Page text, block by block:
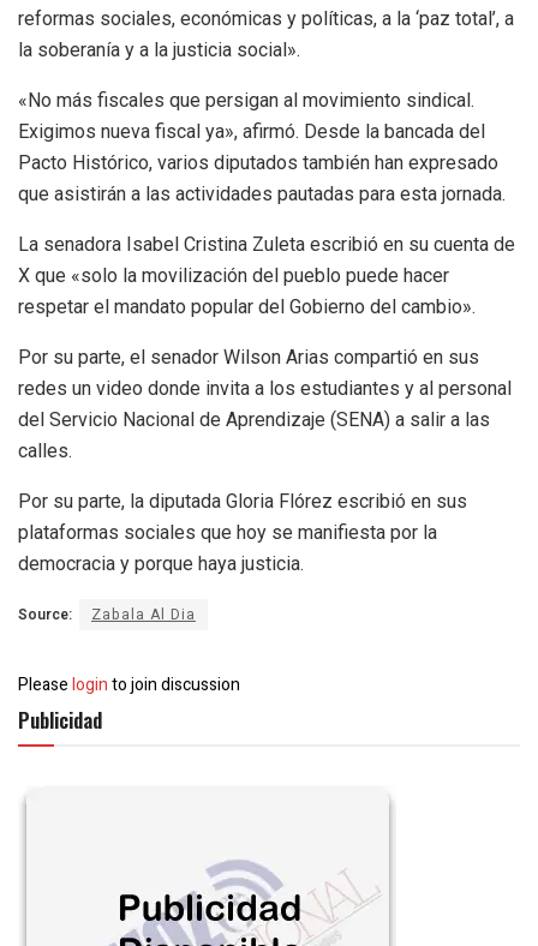
reformas sociales, económicas y políticas, a la ‘paz total’, a
la soberanía y a la justicia social».
«No más fiscales que persigan al movimiento sindical.
Exigimos nueva fiscal ya», afirmó. Desde la bancada del
Pacto Histórico, varios diputados también han expresado
que asistirán a las actividades pautadas para esta jornada.
La senadora Isabel Cristina Zuleta escribió en su cuenta de
X que «solo la movilización del pueblo puede hacer
respetar el mandato popular del Gobierno del cambio».
Por su parte, el senador Wilson Arias compartió en sus
redes un video donde invita a los estudiantes y al personal
del Servicio Nacional de Aprendizaje (SENA) a salir a las
calles.
Por su parte, la diputada Gloria Flórez escribió en sus
plataformas sociales que hoy se manifiesta por la
democracia y porque haya justicia.
Source: Zabala Al Dia
Pleaseloginto join discussion
Publicidad